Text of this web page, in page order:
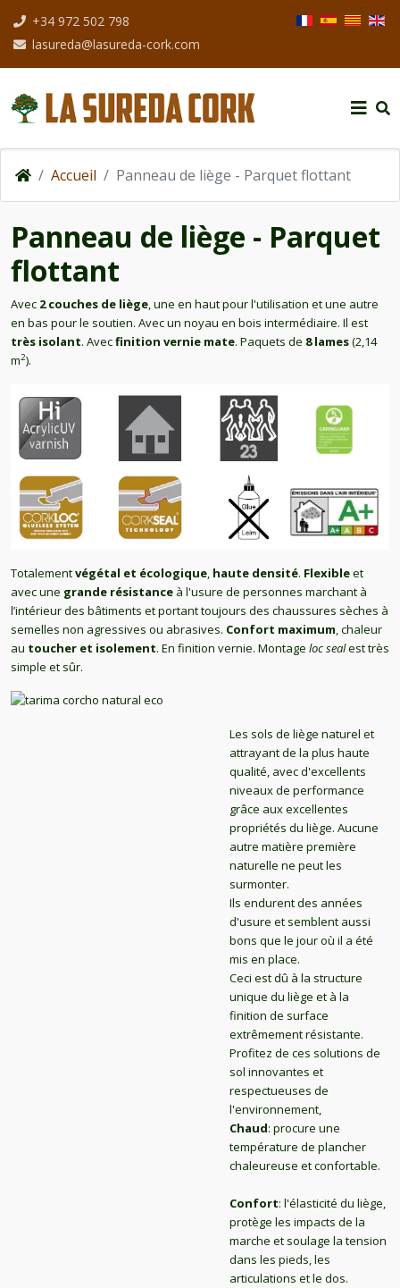
+34 972 502 798
lasureda@lasureda-cork.com
Sélectionnez
Accueil Panneau de liège - Parquet flottant
Panneau de liège - Parquet
flottant
Avec 2 couches de liège, une en haut pour l'utilisation et une autre
en bas pour le soutien. Avec un noyau en bois intermédiaire. Il est
très isolant. Avecfinition vernie mate. Paquets de 8 lames(2,14
m2).
Totalementvégétal et écologique, haute densité. Flexibleet
avec une grande résistance à l'usure de personnes marchant à
l’intérieur des bâtiments et portant toujours des chaussures sèches à
semelles non agressives ou abrasives. Confort maximum, chaleur
au toucher et isolement. En finition vernie. Montage loc sealest très
simple et sûr.
Les sols de liège naturel et
attrayant de la plus haute
qualité, avec d'excellents
niveaux de performance
grâce aux excellentes
propriétés du liège. Aucune
autre matière première
naturelle ne peut les
surmonter.
Ils endurent des années
d'usure et semblent aussi
bons que le jour où il a été
mis en place.
Ceci est dû à la structure
unique du liège et à la
finition de surface
extrêmement résistante.
Profitez de ces solutions de
sol innovantes et
respectueuses de
l'environnement,
Chaud: procure une
température de plancher
chaleureuse et confortable.
Confort: l'élasticité du liège,
protège les impacts de la
marche et soulage la tension
dans les pieds, les
articulations et le dos.